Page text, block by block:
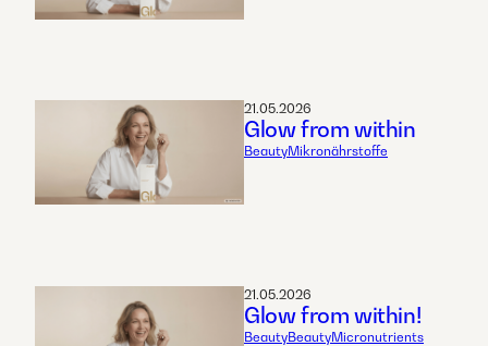
21.05.2026
Glow from within
BeautyMikronährstoffe
21.05.2026
Glow from within!
BeautyBeautyMicronutrients